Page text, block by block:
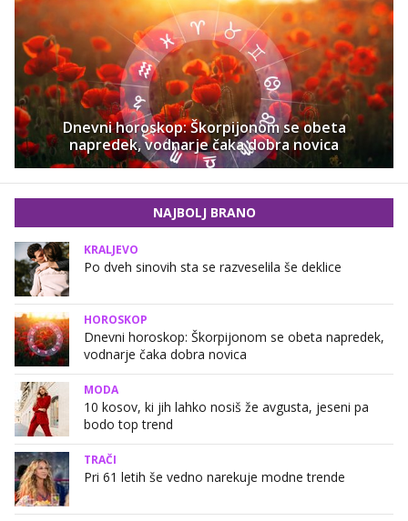
Dnevni horoskop: Škorpijonom se obeta
napredek, vodnarje čaka dobra novica
NAJBOLJ BRANO
KRALJEVO
Po dveh sinovih sta se razveselila še deklice
HOROSKOP
Dnevni horoskop: Škorpijonom se obeta napredek,
vodnarje čaka dobra novica
MODA
10 kosov, ki jih lahko nosiš že avgusta, jeseni pa
bodo top trend
TRAČI
Pri 61 letih še vedno narekuje modne trende